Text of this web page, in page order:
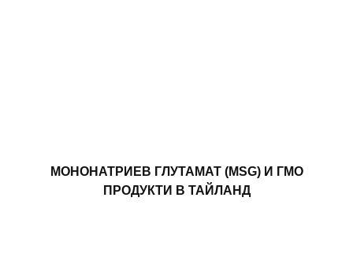
МОНОНАТРИЕВ ГЛУТАМАТ (MSG) И ГМО
ПРОДУКТИ В ТАЙЛАНД